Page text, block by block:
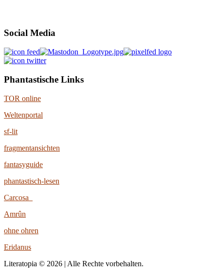
Social Media
Phantastische Links
TOR online
Weltenportal
sf-lit
fragmentansichten
fantasyguide
phantastisch-lesen
Carcosa
Amrûn
ohne ohren
Eridanus
Literatopia © 2026 | Alle Rechte vorbehalten.